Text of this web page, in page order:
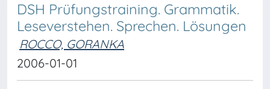
DSH Prüfungstraining. Grammatik.
Leseverstehen. Sprechen. Lösungen
ROCCO, GORANKA
2006-01-01